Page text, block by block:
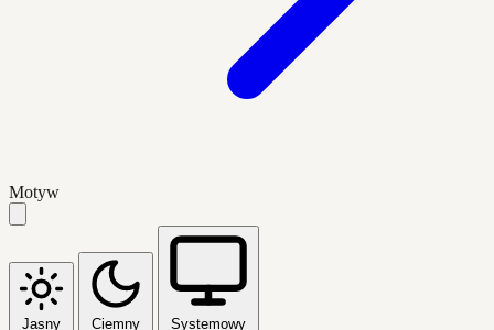
Motyw
Jasny Ciemny Systemowy